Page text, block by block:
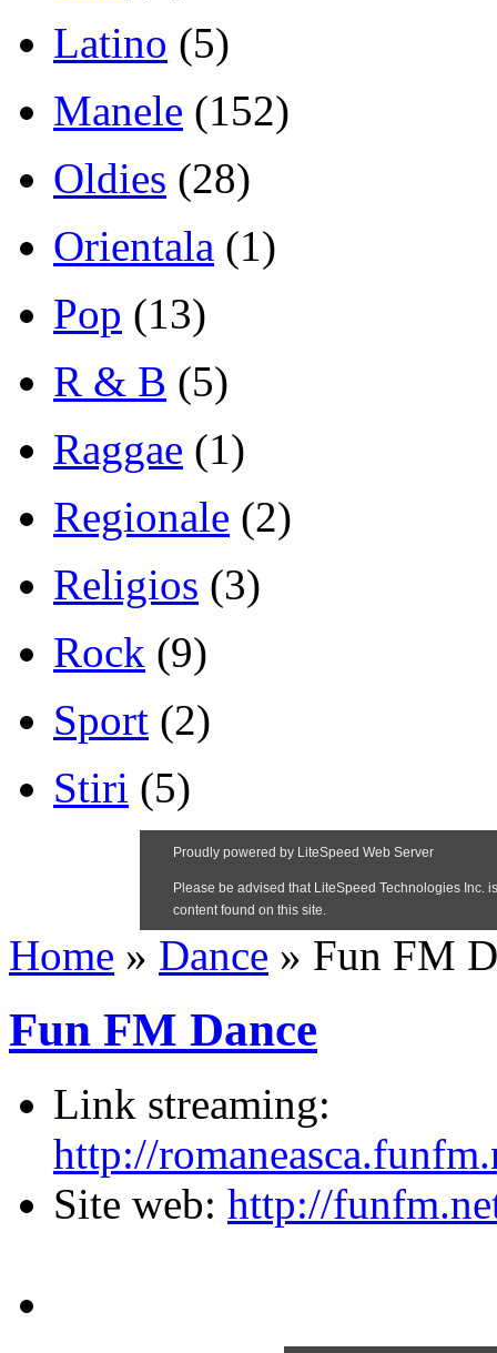
Latino (5)
Manele (152)
Oldies (28)
Orientala (1)
Pop (13)
R & B (5)
Raggae (1)
Regionale (2)
Religios (3)
Rock (9)
Sport (2)
Stiri (5)
Home » Dance » Fun FM
Fun FM Dance
Link streaming:
http://
Site web: http://